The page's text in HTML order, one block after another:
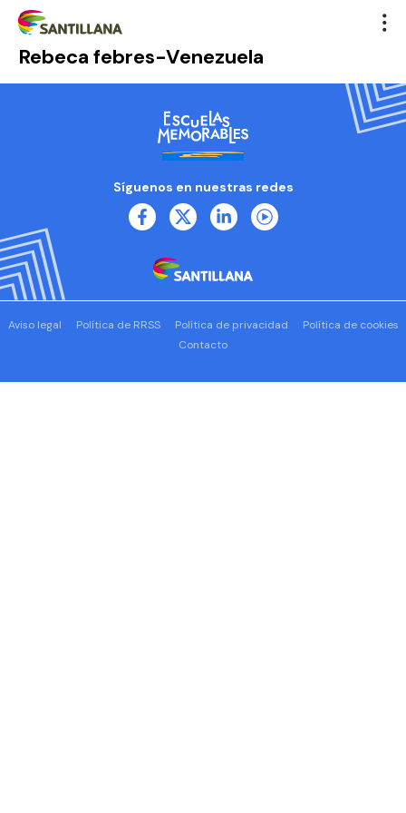
Rebeca febres-Venezuela
Síguenos en nuestras redes
Aviso legal Política de RRSS Política de privacidad
Política de cookies
Contacto